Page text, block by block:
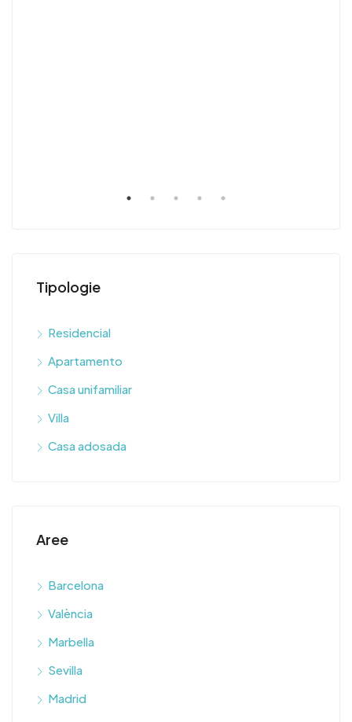
Tipologie
Residencial
Apartamento
Casa unifamiliar
Villa
Casa adosada
Aree
Barcelona
València
Marbella
Sevilla
Madrid